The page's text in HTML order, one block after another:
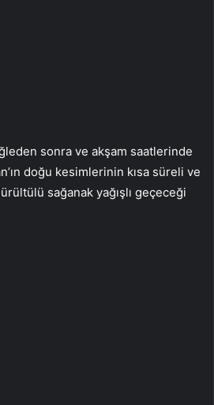
sonra ve akşam saatlerinde
doğu kesimlerinin kısa süreli ve
sağanak yağışlı geçeceği